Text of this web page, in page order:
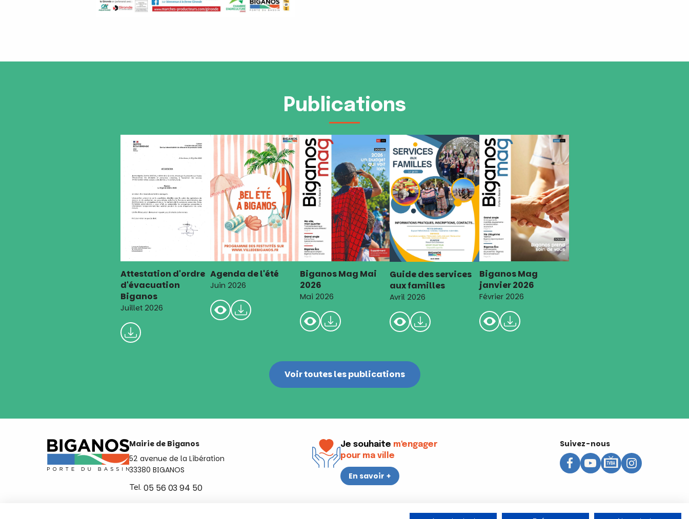
Publications
Attestation d'ordre
d'évacuation
Biganos
Juillet 2026
Agenda de l'été
Juin 2026
Biganos Mag Mai
2026
Mai 2026
Guide des services
aux familles
Avril 2026
Biganos Mag
janvier 2026
Février 2026
Voir toutes les publications
Mairie de Biganos
52 avenue de la Libération
33380 BIGANOS
Tel. 05 56 03 94 50
Je souhaite m'engager
pour ma ville
En savoir +
Suivez-nous